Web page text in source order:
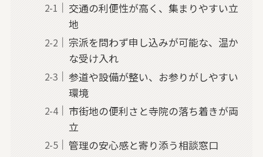
交通の利便性が高く、集まりやすい立
地
宗派を問わず申し込みが可能な、温か
な受け入れ
参道や設備が整い、お参りがしやすい
環境
市街地の便利さと寺院の落ち着きが両
立
管理の安心感と寄り添う相談窓口